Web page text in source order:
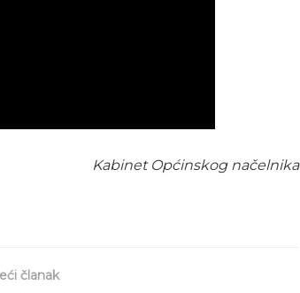
Kabinet Općinskog načelnika
članak